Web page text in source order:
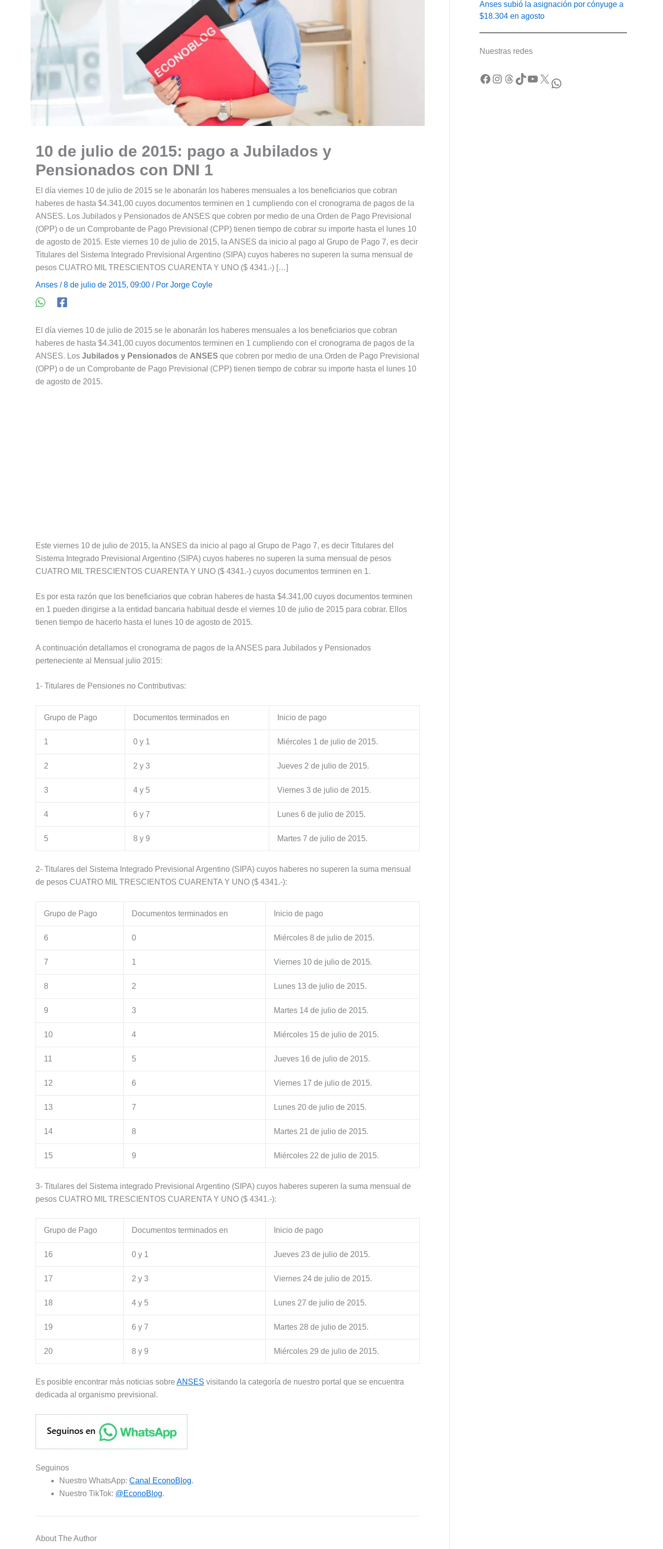
10 de julio de 2015: pago a Jubilados y
Pensionados con DNI 1
El día viernes 10 de julio de 2015 se le abonarán los haberes mensuales a los beneficiarios que cobran
haberes de hasta $4.341,00 cuyos documentos terminen en 1 cumpliendo con el cronograma de pagos de la
ANSES. Los Jubilados y Pensionados de ANSES que cobren por medio de una Orden de Pago Previsional
(OPP) o de un Comprobante de Pago Previsional (CPP) tienen tiempo de cobrar su importe hasta el lunes 10
de agosto de 2015. Este viernes 10 de julio de 2015, la ANSES da inicio al pago al Grupo de Pago 7, es decir
Titulares del Sistema Integrado Previsional Argentino (SIPA) cuyos haberes no superen la suma mensual de
pesos CUATRO MIL TRESCIENTOS CUARENTA Y UNO ($ 4341.-) […]
Anses / 8 de julio de 2015, 09:00 / Por Jorge Coyle
El día viernes 10 de julio de 2015 se le abonarán los haberes mensuales a los beneficiarios que cobran
haberes de hasta $4.341,00 cuyos documentos terminen en 1 cumpliendo con el cronograma de pagos de la
ANSES. Los Jubilados y Pensionados de ANSES que cobren por medio de una Orden de Pago Previsional
(OPP) o de un Comprobante de Pago Previsional (CPP) tienen tiempo de cobrar su importe hasta el lunes 10
de agosto de 2015.
Este viernes 10 de julio de 2015, la ANSES da inicio al pago al Grupo de Pago 7, es decir Titulares del
Sistema Integrado Previsional Argentino (SIPA) cuyos haberes no superen la suma mensual de pesos
CUATRO MIL TRESCIENTOS CUARENTA Y UNO ($ 4341.-) cuyos documentos terminen en 1.
Es por esta razón que los beneficiarios que cobran haberes de hasta $4.341,00 cuyos documentos terminen
en 1 pueden dirigirse a la entidad bancaria habitual desde el viernes 10 de julio de 2015 para cobrar. Ellos
tienen tiempo de hacerlo hasta el lunes 10 de agosto de 2015.
A continuación detallamos el cronograma de pagos de la ANSES para Jubilados y Pensionados
perteneciente al Mensual julio 2015:
1- Titulares de Pensiones no Contributivas:
Grupo de Pago Documentos terminados en Inicio de pago
1 0 y 1 Miércoles 1 de julio de 2015.
2 2 y 3 Jueves 2 de julio de 2015.
3 4 y 5 Viernes 3 de julio de 2015.
4 6 y 7 Lunes 6 de julio de 2015.
5 8 y 9 Martes 7 de julio de 2015.
2- Titulares del Sistema Integrado Previsional Argentino (SIPA) cuyos haberes no superen la suma mensual
de pesos CUATRO MIL TRESCIENTOS CUARENTA Y UNO ($ 4341.-):
Grupo de Pago Documentos terminados en Inicio de pago
6 0 Miércoles 8 de julio de 2015.
7 1 Viernes 10 de julio de 2015.
8 2 Lunes 13 de julio de 2015.
9 3 Martes 14 de julio de 2015.
10 4 Miércoles 15 de julio de 2015.
11 5 Jueves 16 de julio de 2015.
12 6 Viernes 17 de julio de 2015.
13 7 Lunes 20 de julio de 2015.
14 8 Martes 21 de julio de 2015.
15 9 Miércoles 22 de julio de 2015.
3- Titulares del Sistema integrado Previsional Argentino (SIPA) cuyos haberes superen la suma mensual de
pesos CUATRO MIL TRESCIENTOS CUARENTA Y UNO ($ 4341.-):
Grupo de Pago Documentos terminados en Inicio de pago
16 0 y 1 Jueves 23 de julio de 2015.
17 2 y 3 Viernes 24 de julio de 2015.
18 4 y 5 Lunes 27 de julio de 2015.
19 6 y 7 Martes 28 de julio de 2015.
20 8 y 9 Miércoles 29 de julio de 2015.
Es posible encontrar más noticias sobre ANSES visitando la categoría de nuestro portal que se encuentra
dedicada al organismo previsional.
Seguinos
Nuestro WhatsApp: Canal EconoBlog.
Nuestro TikTok: @EconoBlog.
About The Author
Anses subió la asignación por cónyuge a
$18.304 en agosto
Nuestras redes
Facebook Instagram Threads TikTok YouTube X WhatsApp